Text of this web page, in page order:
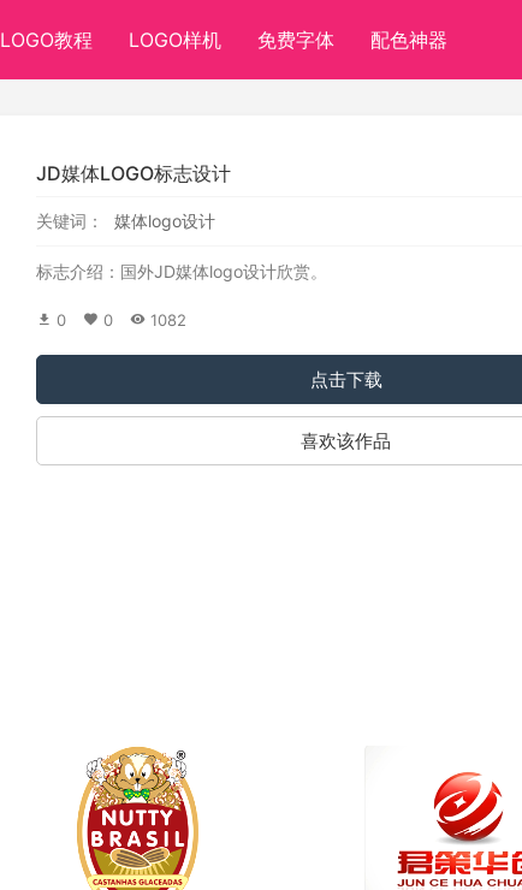
LOGO教程 LOGO样机 免费字体 配色神器
JD媒体LOGO标志设计
关键词： 媒体logo设计
标志介绍：国外JD媒体logo设计欣赏。
0 0 1082
点击下载
喜欢该作品